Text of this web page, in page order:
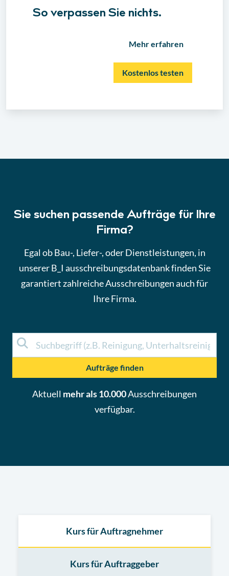
So verpassen Sie nichts.
Mehr erfahren
Kostenlos testen
Sie suchen passende Aufträge für Ihre
Firma?
Egal ob Bau-, Liefer-, oder Dienstleistungen, in
unserer B_I ausschreibungsdatenbank finden Sie
garantiert zahlreiche Ausschreibungen auch für
Ihre Firma.
Aufträge finden
Aktuell mehr als 10.000Ausschreibungen
verfügbar.
Kurs für Auftragnehmer
Kurs für Auftraggeber